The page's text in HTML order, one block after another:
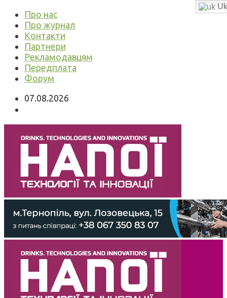
Про нас
Про журнал
Контакти
Партнери
Рекламодавцям
Передплата
Форум
07.08.2026